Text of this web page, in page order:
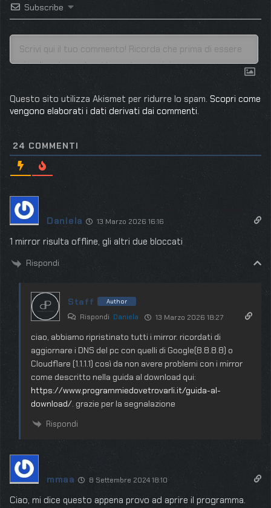
Subscribe
Questo sito utilizza Akismet per ridurre lo spam. Scopri come
vengono elaborati i dati derivati dai commenti.
24 COMMENTI
Daniela 13 Marzo 2026 16:16
1 mirror risulta offline, gli altri due bloccati
Rispondi
Staff Author
Rispondi Daniela 13 Marzo 2026 18:27
ciao, abbiamo ripristinato tutti i mirror. ricordati di
aggiornare i DNS del pc con quelli di Google(8.8.8.8) o
Cloudflare (1.1.1.1) così da non avere problemi con i mirror
come descritto nella guida al download qui:
https://www.programmiedovetrovarli.it/guida-al-
download/ . grazie per la segnalazione
Rispondi
mmaa 8 Settembre 2024 18:10
Ciao, mi dice questo appena provo ad aprire il programma.